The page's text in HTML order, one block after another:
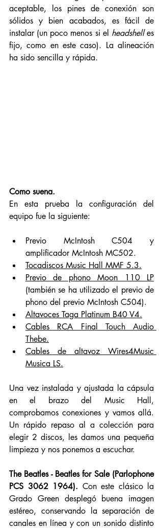
aceptable, los pines de conexión son
sólidos y bien acabados, es fácil de
instalar (un poco menos si el headshell es
fijo, como en este caso). La alineación
ha sido sencilla y rápida.
Como suena.
En esta prueba la configuración del
equipo fue la siguiente:
Previo McIntosh C504 y
amplificador McIntosh MC502.
Tocadiscos Music Hall MMF 5.3.
Previo de phono Moon 110 LP
(también se ha utilizado el previo de
phono del previo McIntosh C504).
Altavoces Taga Platinum B40 V4.
Cables RCA Final Touch Audio
Thebe.
Cables de altavoz Wires4Music
Musica LS.
Una vez instalada y ajustada la cápsula
en el brazo del Music Hall,
comprobamos conexiones y vamos allá.
Un rápido repaso al a colección para
elegir 2 discos, les damos una pequeña
limpieza y nos ponemos a escuchar.
The Beatles - Beatles for Sale (Parlophone
PCS 3062 1964). Con este clásico la
Grado Green desplegó buena imagen
estéreo, conservando la separación de
canales en línea y con un sonido distinto